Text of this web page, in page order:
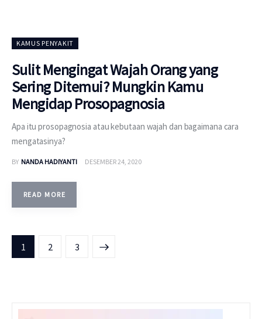
KAMUS PENYAKIT
Sulit Mengingat Wajah Orang yang
Sering Ditemui? Mungkin Kamu
Mengidap Prosopagnosia
Apa itu prosopagnosia atau kebutaan wajah dan bagaimana cara
mengatasinya?
BY NANDA HADIYANTI DESEMBER 24, 2020
READ MORE
1 2 3